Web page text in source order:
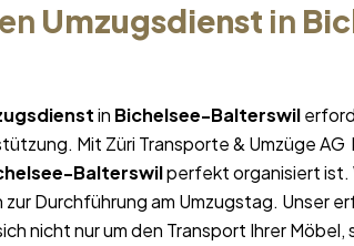
Umzugsdienst in
in Bichelsee-Balterswil
Mit Züri Transporte & Umzüge AG
Balterswilperfekt organisiert ist.
zur Durchführung am Umzugstag. Unser
nicht nur um den Transport Ihrer